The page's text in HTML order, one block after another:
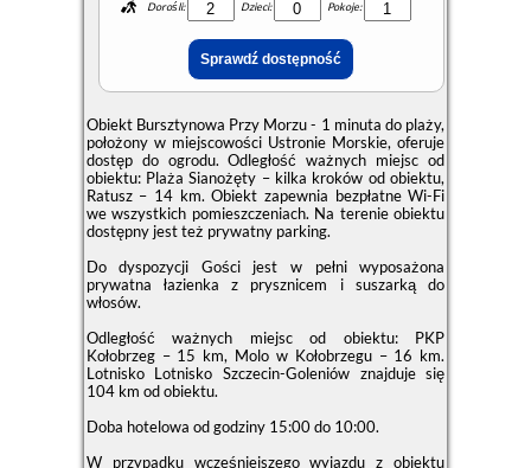
Dorośli: Dzieci: Pokoje:
Obiekt Bursztynowa Przy Morzu - 1 minuta do plaży,
położony w miejscowości Ustronie Morskie, oferuje
dostęp do ogrodu. Odległość ważnych miejsc od
obiektu: Plaża Sianożęty – kilka kroków od obiektu,
Ratusz – 14 km. Obiekt zapewnia bezpłatne Wi-Fi
we wszystkich pomieszczeniach. Na terenie obiektu
dostępny jest też prywatny parking.
Do dyspozycji Gości jest w pełni wyposażona
prywatna łazienka z prysznicem i suszarką do
włosów.
Odległość ważnych miejsc od obiektu: PKP
Kołobrzeg – 15 km, Molo w Kołobrzegu – 16 km.
Lotnisko Lotnisko Szczecin-Goleniów znajduje się
104 km od obiektu.
Doba hotelowa od godziny 15:00do 10:00.
W przypadku wcześniejszego wyjazdu z obiektu